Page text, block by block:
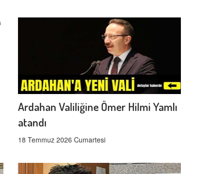
Ardahan Valiliğine Ömer Hilmi Yamlı
atandı
18 Temmuz 2026 Cumartesi